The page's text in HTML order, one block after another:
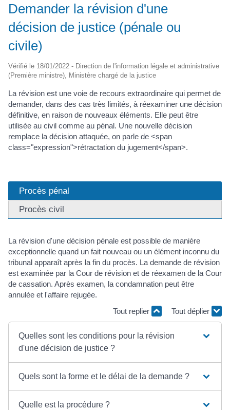
Demander la révision d'une
décision de justice (pénale ou
civile)
Vérifié le 18/01/2022 - Direction de l'information légale et administrative
(Première ministre), Ministère chargé de la justice
La révision est une voie de recours extraordinaire qui permet de
demander, dans des cas très limités, à réexaminer une décision
définitive, en raison de nouveaux éléments. Elle peut être
utilisée au civil comme au pénal. Une nouvelle décision
remplace la décision attaquée, on parle de <span
class="expression">rétractation du jugement</span>.
Procès pénal
Procès civil
La révision d'une décision pénale est possible de manière
exceptionnelle quand un fait nouveau ou un élément inconnu du
tribunal apparaît après la fin du procès. La demande de révision
est examinée par la Cour de révision et de réexamen de la Cour
de cassation. Après examen, la condamnation peut être
annulée et l'affaire rejugée.
Tout replier
Tout déplier
Quelles sont les conditions pour la révision
d'une décision de justice ?
Quels sont la forme et le délai de la demande ?
Quelle est la procédure ?